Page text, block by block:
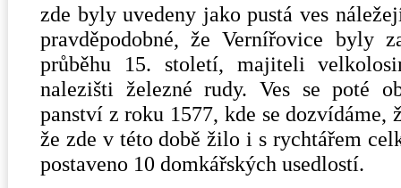
zde byly uvedeny jako pustá ves
pravděpodobné, že Vernířovice byly
průběhu 15. století, majiteli
nalezišti železné rudy. Ves se poté
panství z roku 1577, kde se dozvídáme,
že zde v této době žilo i s rychtářem
postaveno 10 domkářských usedlostí.